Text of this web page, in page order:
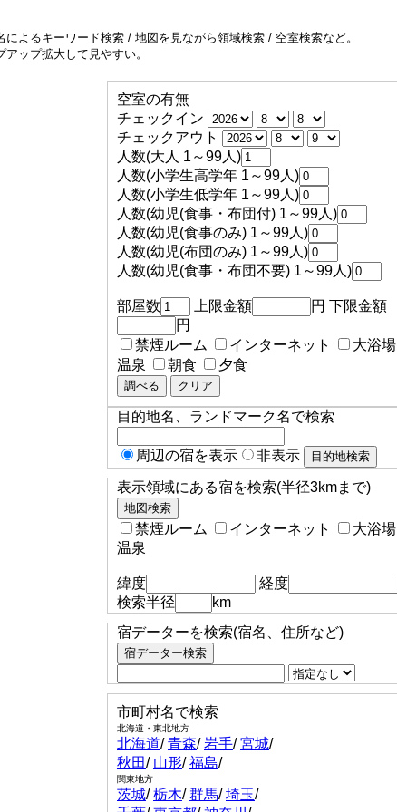
によるキーワード検索 / 地図を見ながら領域検索 / 空室検索など。
アップ拡大して見やすい。
空室の有無
チェックイン
チェックアウト
人数(大人 1～99人)
人数(小学生高学年 1～99人)
人数(小学生低学年 1～99人)
人数(幼児(食事・布団付) 1～99人)
人数(幼児(食事のみ) 1～99人)
人数(幼児(布団のみ) 1～99人)
人数(幼児(食事・布団不要) 1～99人)
部屋数 上限金額
円 下限金額
円
禁煙ルーム
インターネット
大浴場
温泉
朝食 夕食
目的地名、ランドマーク名で検索
周辺の宿を表示 非表示
表示領域にある宿を検索(半径3kmまで)
禁煙ルーム インターネット
大浴場
温泉
緯度
経度
検索半径
km
宿データーを検索(宿名、住所など)
市町村名で検索
北海道・東北地方
北海道/青森/岩手/宮城/
秋田/ 山形/福島/
関東地方
茨城/栃木/群馬/埼玉/